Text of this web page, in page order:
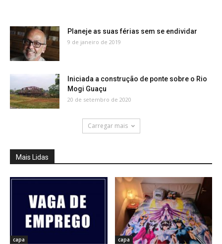
Planeje as suas férias sem se endividar
9 de janeiro de 2019
Iniciada a construção de ponte sobre o Rio
Mogi Guaçu
20 de setembro de 2020
Carregar mais
Mais Lidas
capa capa